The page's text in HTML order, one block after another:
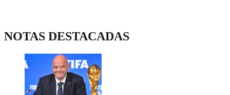
NOTAS DESTACADAS